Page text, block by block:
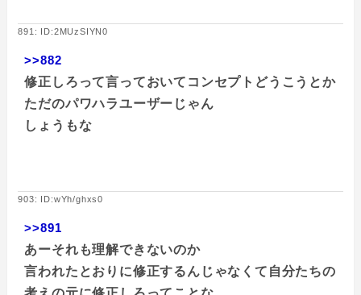
891: ID:2MUzSIYN0
>>882
修正しろって言っておいてコンセプトどうこうとか
ただのパワハラユーザーじゃん
しょうもな
903: ID:wYh/ghxs0
>>891
あーそれも理解できないのか
言われたとおりに修正するんじゃなくて自分たちの